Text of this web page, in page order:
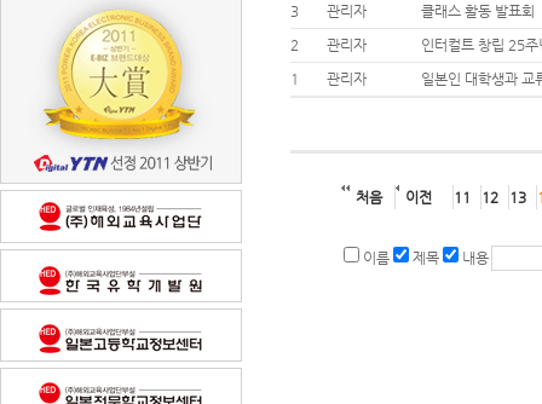
3
관리자
클래스 활동 발표회
2
관리자
인터컬트 창립 25
1
관리자 일본인 대학생과 교
처음 이전 11 12 13
이름 제목 내용